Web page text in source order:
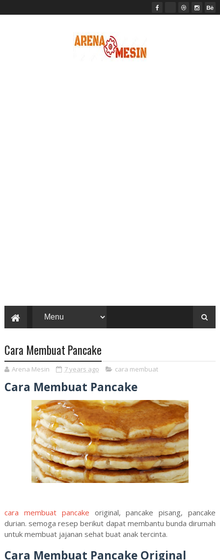
Cara Membuat Pancake
Arena Mesin 7 years ago cara membuat
Cara Membuat Pancake
cara membuat pancake original, pancake pisang, pancake
durian. semoga resep berikut dapat membantu bunda dirumah
untuk membuat jajanan sehat buat anak tercinta.
Cara Membuat Pancake Original